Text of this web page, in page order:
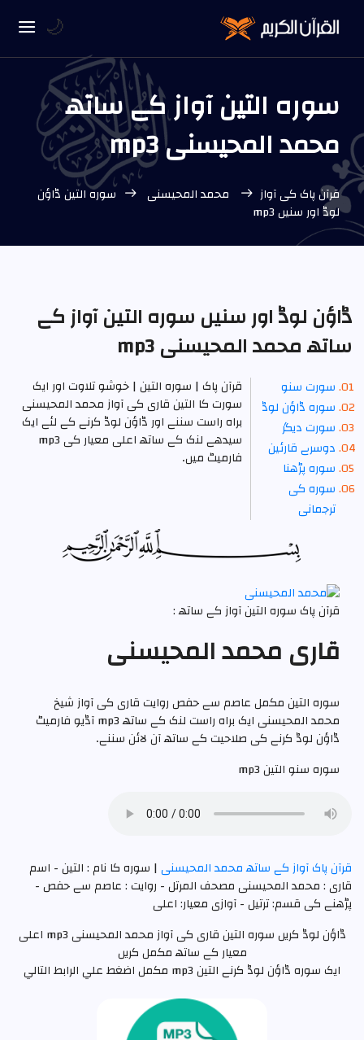
سورہ التين آواز کے ساتھ
محمد المحیسنی mp3
قرآن پاک کی آواز محمد المحیسنی
سورہ التين ڈاؤن
لوڈ اور سنیں mp3
ڈاؤن لوڈ اور سنیں سورہ التين آواز کے
ساتھ محمد المحیسنی mp3
سورت سنو
سوره ڈاؤن لوڈ
سورت دیگر
دوسرے قارئین
سوره پڑھنا
سوره کی
ترجمانی
قرآن پاک | سورہ التين | خوشو تلاوت اور ایک
سورت کا التين قاری کی آواز محمد المحیسنی
براہ راست سننے اور ڈاؤن لوڈ کرنے کے لئے ایک
سیدھے لنک کے ساتھ اعلی معیار کی mp3
فارمیٹ میں۔
قرآن پاک سورہ التين آواز کے ساتھ :
قاری محمد المحیسنی
سورہ التين مکمل عاصم سے حفص روایت قاری کی آواز شیخ
محمد المحیسنی ایک براہ راست لنک کے ساتھ mp3 آڈیو فارمیٹ
ڈاؤن لوڈ کرنے کی صلاحیت کے ساتھ آن لائن سننے۔
سوره سنو التين mp3
قرآن پاک آواز کے ساتھ محمد المحیسنی| سوره کا نام : التين - اسم
قاری : محمد المحیسنی مصحف المرتل - روایت : عاصم سے حفص -
پڑھنے کی قسم: ترتيل - آوازی معیار: اعلی
ڈاؤن لوڈ کریں سورہ التين قاری کی آواز محمد المحیسنی mp3 اعلی
معیار کے ساتھ مکمل کریں
ایک سورہ ڈاؤن لوڈ کرنے التين mp3 مکمل اضغط علي الرابط التالي
🌙